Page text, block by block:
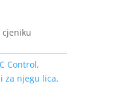
cjeniku
Control,
za njegu lica,